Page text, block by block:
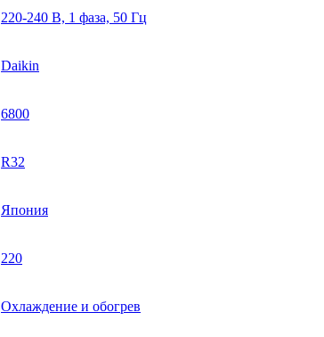
220-240 В, 1 фаза, 50 Гц
Daikin
6800
R32
Япония
220
Охлаждение и обогрев